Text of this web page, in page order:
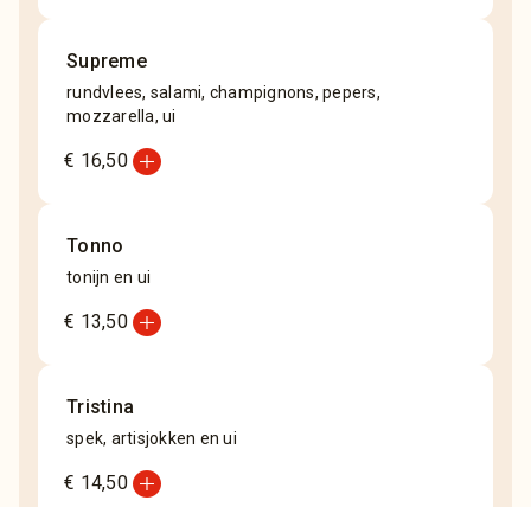
Supreme
rundvlees, salami, champignons, pepers,
mozzarella, ui
€ 16,50add_circle
Tonno
tonijn en ui
€ 13,50add_circle
Tristina
spek, artisjokken en ui
€ 14,50add_circle